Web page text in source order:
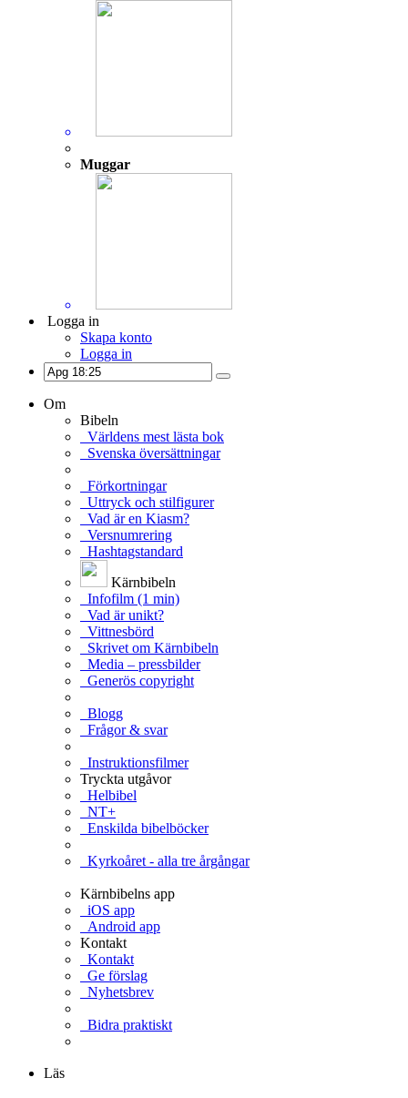
Muggar
Logga in
Skapa konto
Logga in
Om
Bibeln
Världens mest lästa bok
Svenska översättningar
Förkortningar
Uttryck och stilfigurer
Vad är en Kiasm?
Versnumrering
Hashtagstandard
Kärnbibeln
Infofilm (1 min)
Vad är unikt?
Vittnesbörd
Skrivet om Kärnbibeln
Media – pressbilder
Generös copyright
Blogg
Frågor & svar
Instruktionsfilmer
Tryckta utgåvor
Helbibel
NT+
Enskilda bibelböcker
Kyrkoåret - alla tre årgångar
Kärnbibelns app
iOS app
Android app
Kontakt
Kontakt
Ge förslag
Nyhetsbrev
Bidra praktiskt
Läs